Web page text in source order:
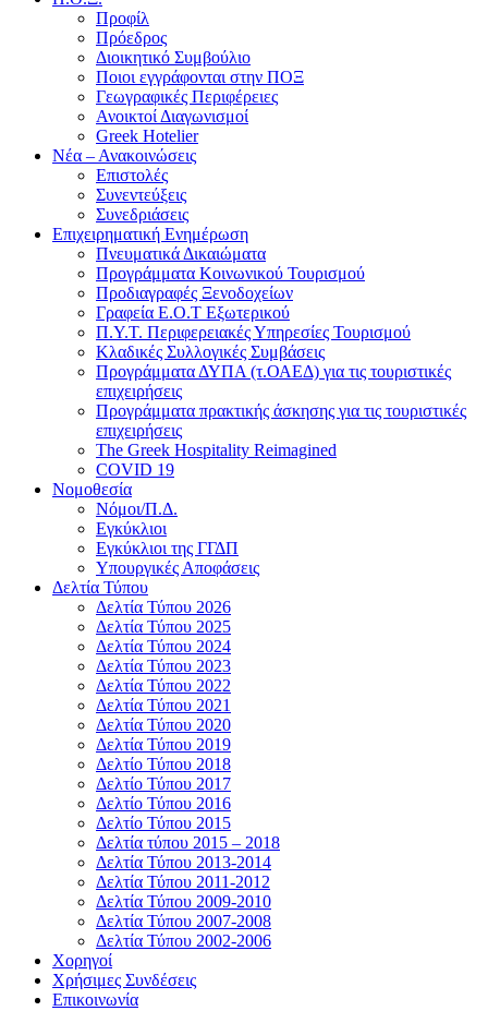
Προφίλ
Πρόεδρος
Διοικητικό Συμβούλιο
Ποιοι εγγράφονται στην ΠΟΞ
Γεωγραφικές Περιφέρειες
Ανοικτοί Διαγωνισμoί
Greek Hotelier
Νέα – Ανακοινώσεις
Επιστολές
Συνεντεύξεις
Συνεδριάσεις
Επιχειρηματική Ενημέρωση
Πνευματικά Δικαιώματα
Προγράμματα Κοινωνικού Τουρισμού
Προδιαγραφές Ξενοδοχείων
Γραφεία Ε.Ο.Τ Εξωτερικού
Π.Υ.Τ. Περιφερειακές Υπηρεσίες Τουρισμού
Κλαδικές Συλλογικές Συμβάσεις
Προγράμματα ΔΥΠΑ (τ.ΟΑΕΔ) για τις τουριστικές
επιχειρήσεις
Προγράμματα πρακτικής άσκησης για τις τουριστικές
επιχειρήσεις
The Greek Hospitality Reimagined
COVID 19
Νομοθεσία
Νόμοι/Π.Δ.
Εγκύκλιοι
Εγκύκλιοι της ΓΓΔΠ
Υπουργικές Αποφάσεις
Δελτία Τύπου
Δελτία Τύπου 2026
Δελτία Τύπου 2025
Δελτία Τύπου 2024
Δελτία Τύπου 2023
Δελτία Τύπου 2022
Δελτία Τύπου 2021
Δελτία Τύπου 2020
Δελτία Τύπου 2019
Δελτίο Τύπου 2018
Δελτίο Τύπου 2017
Δελτίο Τύπου 2016
Δελτίο Τύπου 2015
Δελτία τύπου 2015 – 2018
Δελτία Τύπου 2013-2014
Δελτία Τύπου 2011-2012
Δελτία Τύπου 2009-2010
Δελτία Τύπου 2007-2008
Δελτία Τύπου 2002-2006
Χορηγοί
Χρήσιμες Συνδέσεις
Επικοινωνία